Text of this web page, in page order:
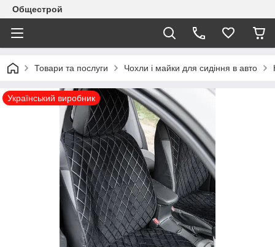
Общестрой
Товари та послуги Чохли і майки для сидіння в авто
Український виробник